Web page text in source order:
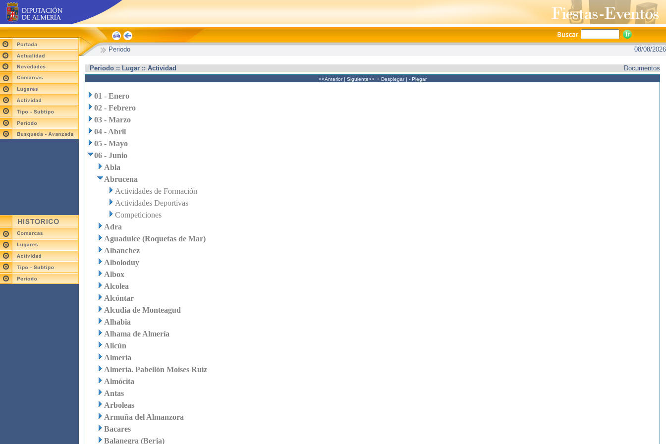
Periodo 08/08/2026
Periodo :: Lugar :: Actividad Documentos
<<Anterior| Siguiente>> + Desplegar| - Plegar
01 - Enero
02 - Febrero
03 - Marzo
04 - Abril
05 - Mayo
06 - Junio
Abla
Abrucena
Actividades de Formación
Actividades Deportivas
Competiciones
Adra
Aguadulce (Roquetas de Mar)
Albanchez
Alboloduy
Albox
Alcolea
Alcóntar
Alcudia de Monteagud
Alhabia
Alhama de Almería
Alicún
Almería
Almería. Pabellón Moises Ruíz
Almócita
Antas
Arboleas
Armuña del Almanzora
Bacares
Balanegra (Berja)